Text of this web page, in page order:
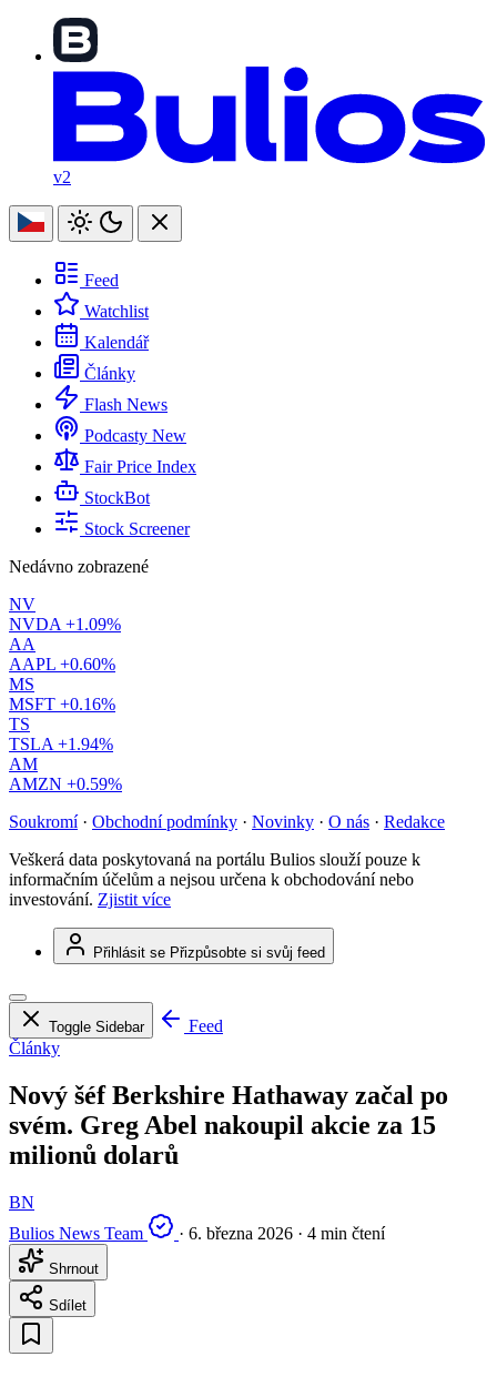
v2
Feed
Watchlist
Kalendář
Články
Flash News
Podcasty New
Fair Price Index
StockBot
Stock Screener
Nedávno zobrazené
NV
NVDA +1.09%
AA
AAPL +0.60%
MS
MSFT +0.16%
TS
TSLA +1.94%
AM
AMZN +0.59%
Soukromí · Obchodní podmínky · Novinky · O nás · Redakce
Veškerá data poskytovaná na portálu Bulios slouží pouze k
informačním účelům a nejsou určena k obchodování nebo
investování. Zjistit více
Přihlásit se Přizpůsobte si svůj feed
Toggle Sidebar
Feed
Články
Nový šéf Berkshire Hathaway začal po
svém. Greg Abel nakoupil akcie za 15
milionů dolarů
BN
Bulios News Team
· 6. března 2026 · 4 min čtení
Shrnout
Sdílet